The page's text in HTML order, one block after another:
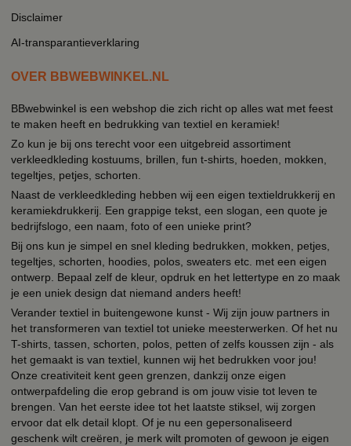
Disclaimer
AI-transparantieverklaring
OVER BBWEBWINKEL.NL
BBwebwinkel is een webshop die zich richt op alles wat met feest
te maken heeft en bedrukking van textiel en keramiek!
Zo kun je bij ons terecht voor een uitgebreid assortiment
verkleedkleding kostuums, brillen, fun t-shirts, hoeden, mokken,
tegeltjes, petjes, schorten.
Naast de verkleedkleding hebben wij een eigen textieldrukkerij en
keramiekdrukkerij. Een grappige tekst, een slogan, een quote je
bedrijfslogo, een naam, foto of een unieke print?
Bij ons kun je simpel en snel kleding bedrukken, mokken, petjes,
tegeltjes, schorten, hoodies, polos, sweaters etc. met een eigen
ontwerp. Bepaal zelf de kleur, opdruk en het lettertype en zo maak
je een uniek design dat niemand anders heeft!
Verander textiel in buitengewone kunst - Wij zijn jouw partners in
het transformeren van textiel tot unieke meesterwerken. Of het nu
T-shirts, tassen, schorten, polos, petten of zelfs koussen zijn - als
het gemaakt is van textiel, kunnen wij het bedrukken voor jou!
Onze creativiteit kent geen grenzen, dankzij onze eigen
ontwerpafdeling die erop gebrand is om jouw visie tot leven te
brengen. Van het eerste idee tot het laatste stiksel, wij zorgen
ervoor dat elk detail klopt. Of je nu een gepersonaliseerd
geschenk wilt creëren, je merk wilt promoten of gewoon je eigen